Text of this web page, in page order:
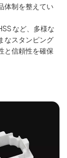
体制を整えてい
など、多様な
なスタンピング
と信頼性を確保